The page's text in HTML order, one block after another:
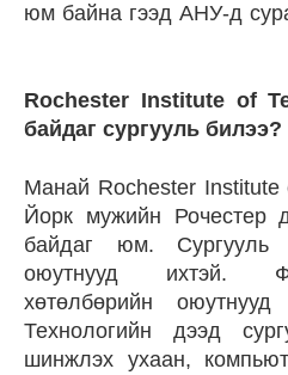
юм байна гээд АНУ-д
Rochester Institute of
байдаг сургууль билээ?
Манай Rochester
Йорк мужийн Рочестер
байдаг юм.
оюутнууд ихтэй.
хөтөлбөрийн
Технологийн дээд
шинжлэх ухаан,